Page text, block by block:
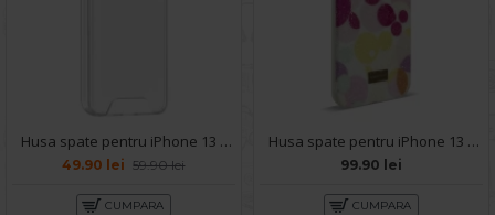
Husa spate pentru iPhone 13 Pro Max - Space Case
49.90 lei 59.90 lei
CUMPARA
Husa spate pentru iPhone 13 Pro Max- Glow case
99.90 lei
CUMPARA